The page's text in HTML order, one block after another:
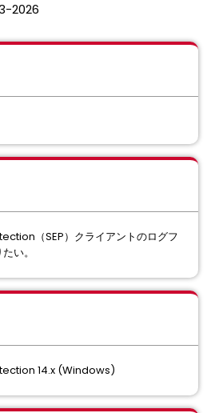
2026
（SEP）クライアントのログフ
い。
14.x (Windows)